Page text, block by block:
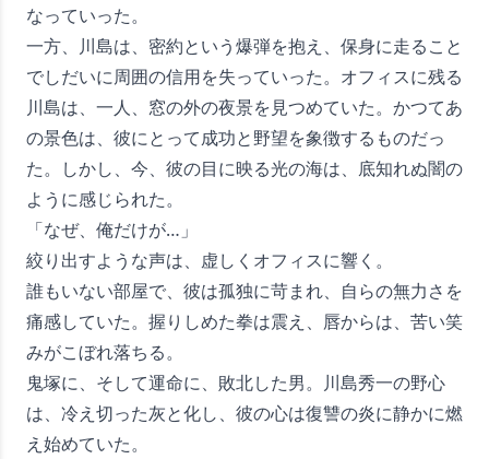
なっていった。
一方、川島は、密約という爆弾を抱え、保身に走ること
でしだいに周囲の信用を失っていった。オフィスに残る
川島は、一人、窓の外の夜景を見つめていた。かつてあ
の景色は、彼にとって成功と野望を象徴するものだっ
た。しかし、今、彼の目に映る光の海は、底知れぬ闇の
ように感じられた。
「なぜ、俺だけが…」
絞り出すような声は、虚しくオフィスに響く。
誰もいない部屋で、彼は孤独に苛まれ、自らの無力さを
痛感していた。握りしめた拳は震え、唇からは、苦い笑
みがこぼれ落ちる。
鬼塚に、そして運命に、敗北した男。川島秀一の野心
は、冷え切った灰と化し、彼の心は復讐の炎に静かに燃
え始めていた。